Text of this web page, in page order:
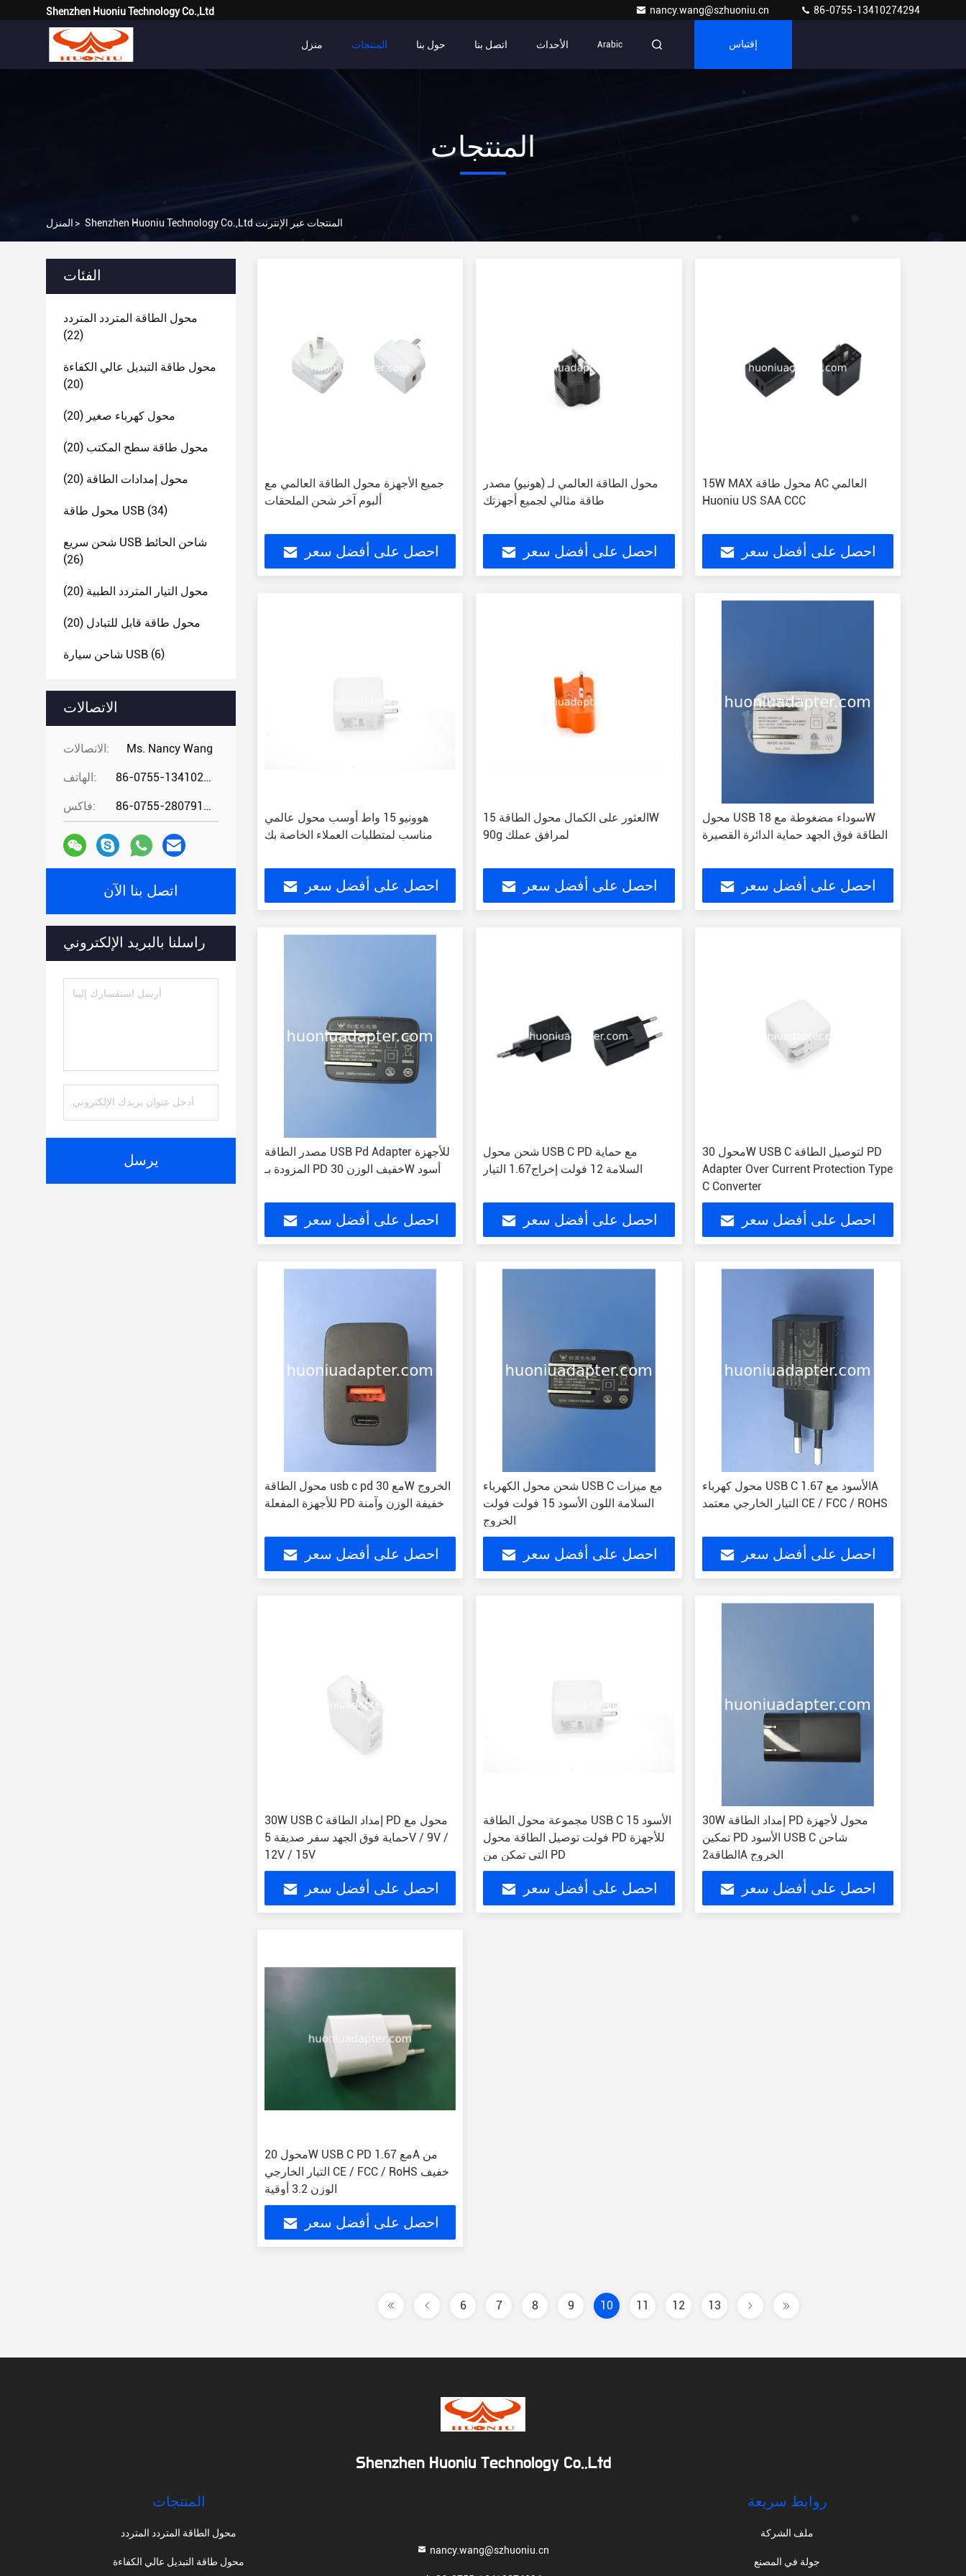
Shenzhen Huoniu Technology Co.,Ltd nancy.wang@szhuoniu.cn 86-0755-13410274294
منزل المنتجات حول بنا اتصل بنا الأحداث Arabic إقتباس
المنتجات
المنزل > Shenzhen Huoniu Technology Co.,Ltd المنتجات عبر الإنترنت
الفئات
محول الطاقة المتردد المتردد
(22)
محول طاقة التبديل عالي الكفاءة
(20)
محول كهرباء صغير (20)
محول طاقة سطح المكتب (20)
محول إمدادات الطاقة (20)
محول طاقة USB (34)
شحن سريع USB شاحن الحائط
(26)
محول التيار المتردد الطبية (20)
محول طاقة قابل للتبادل (20)
شاحن سيارة USB (6)
الاتصالات
الاتصالات: Ms. Nancy Wang
الهاتف: 86-0755-13410274294
فاكس: 86-0755-28079166
اتصل بنا الآن
راسلنا بالبريد الإلكتروني
يرسل
جميع الأجهزة محول الطاقة العالمي مع
ألبوم آخر شحن الملحقات
احصل على أفضل سعر
محول الطاقة العالمي لـ (هونيو) مصدر
طاقة مثالي لجميع أجهزتك
احصل على أفضل سعر
15W MAX محول طاقة AC العالمي
Huoniu US SAA CCC
احصل على أفضل سعر
هوونيو 15 واط أوسب محول عالمي
مناسب لمتطلبات العملاء الخاصة بك
احصل على أفضل سعر
العثور على الكمال محول الطاقة 15W
90g لمرافق عملك
احصل على أفضل سعر
محول USB سوداء مضغوطة مع 18W
الطاقة فوق الجهد حماية الدائرة القصيرة
احصل على أفضل سعر
مصدر الطاقة USB Pd Adapter للأجهزة
المزودة بـ PD خفيف الوزن 30W أسود
احصل على أفضل سعر
شحن محول USB C PD مع حماية
السلامة 12 فولت إخراج1.67 التيار
احصل على أفضل سعر
محول 30W USB C لتوصيل الطاقة PD
Adapter Over Current Protection Type
C Converter
احصل على أفضل سعر
محول الطاقة usb c pd مع 30W الخروج
للأجهزة المفعلة PD خفيفة الوزن وآمنة
احصل على أفضل سعر
شحن محول الكهرباء USB C مع ميزات
السلامة اللون الأسود 15 فولت فولت
الخروج
احصل على أفضل سعر
محول كهرباء USB C الأسود مع 1.67A
التيار الخارجي معتمد CE / FCC / ROHS
احصل على أفضل سعر
30W USB C إمداد الطاقة PD محول مع
حماية فوق الجهد سفر صديقة 5V / 9V /
12V / 15V
احصل على أفضل سعر
مجموعة محول الطاقة USB C الأسود 15
فولت توصيل الطاقة محول PD للأجهزة
التي تمكن من PD
احصل على أفضل سعر
30W إمداد الطاقة PD محول لأجهزة
تمكين PD الأسود USB C شاحن
الطاقة2A الخروج
احصل على أفضل سعر
محول 20W USB C PD مع 1.67A من
التيار الخارجي CE / FCC / RoHS خفيف
الوزن 3.2 أوقية
احصل على أفضل سعر
6 7 8 9 10 11 12 13
Shenzhen Huoniu Technology Co.,Ltd
المنتجات
محول الطاقة المتردد المتردد
محول طاقة التبديل عالي الكفاءة
nancy.wang@szhuoniu.cn
روابط سريعة
ملف الشركة
جولة في المصنع